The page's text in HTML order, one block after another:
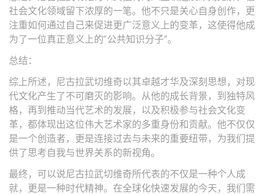
社会文化领域留下浓厚的一笔。他不只是关心自身创作，更
注重如何通过自己来促进更广泛意义上的变革，这使得他成
为了一位真正意义上的“公共知识分子”。
总结：
综上所述，尼古拉武切维奇以其卓越才华及深刻思想，对现
代文化产生了不可磨灭的影响。从他的成长背景，到独特风
格，再到推动当代艺术的发展，以及积极参与社会文化变
革，都体现出这位伟大艺术家的多重身份和贡献。他不仅仅
是一个创造者，更是连接过去与未来的重要纽带，为我们提
供了思考自我与世界关系的新视角。
最终，可以说尼古拉武切维奇所代表的不仅是一种个人成
就，更是一种时代精神。在全球化快速发展的今天，我们需